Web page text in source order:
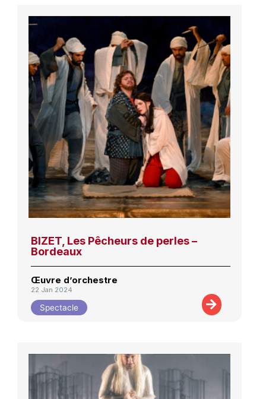
BIZET, Les Pêcheurs de perles –
Bordeaux
Œuvre d’orchestre
22 Jan 2024
Spectacle